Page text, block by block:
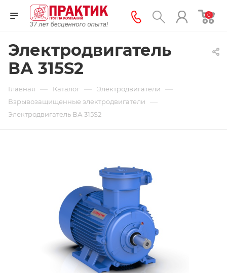
0
Электродвигатель
ВА 315S2
Главная — Каталог — Электродвигатели —
Взрывозащищенные электродвигатели —
Электродвигатель ВА 315S2